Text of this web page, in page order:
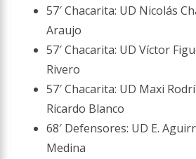
57′ Chacarita: UD Nicolás
Araujo
57′ Chacarita: UD Víctor
Rivero
57′ Chacarita: UD Maxi
Ricardo Blanco
68′ Defensores: UD E.
Medina